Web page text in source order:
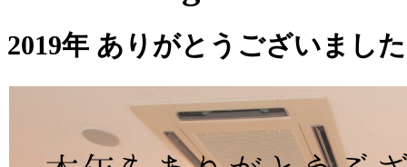
2019年 ありがとうございました